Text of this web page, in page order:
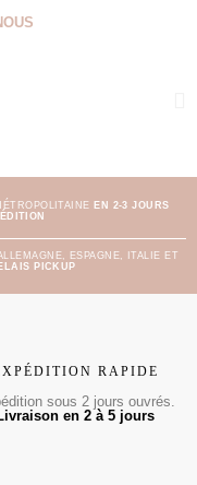
EN 2-3 JOURS
ESPAGNE, ITALIE ET
PICKUP
RAPIDE
sous 2 jours ouvrés.
en 2 à 5 jours